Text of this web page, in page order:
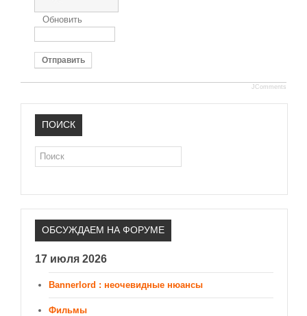
Обновить
Отправить
JComments
ПОИСК
Поиск
ОБСУЖДАЕМ НА ФОРУМЕ
17 июля 2026
Bannerlord : неочевидные нюансы
Фильмы